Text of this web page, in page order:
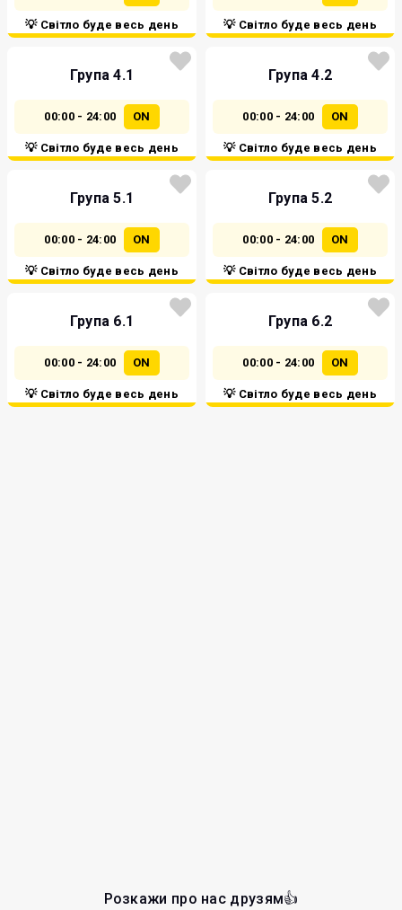
💡 Світло буде весь день 💡 Світло буде весь день
Група 4.1
00:00 - 24:00 ON
💡 Світло буде весь день
Група 4.2
00:00 - 24:00 ON
💡 Світло буде весь день
Група 5.1
00:00 - 24:00 ON
💡 Світло буде весь день
Група 5.2
00:00 - 24:00 ON
💡 Світло буде весь день
Група 6.1
00:00 - 24:00 ON
💡 Світло буде весь день
Група 6.2
00:00 - 24:00 ON
💡 Світло буде весь день
Розкажи про нас друзям👍